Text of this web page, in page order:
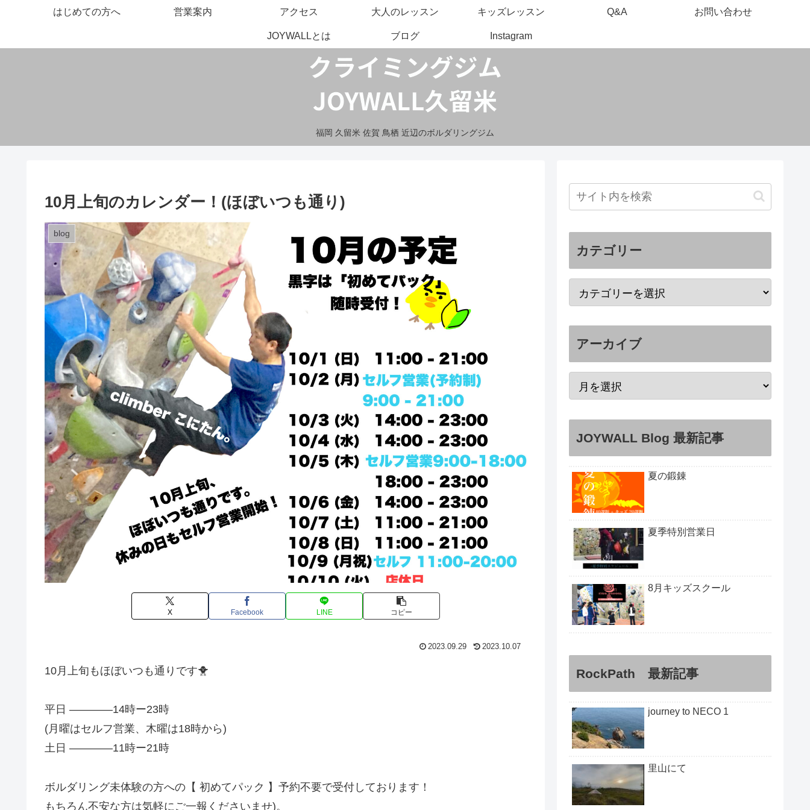
福岡 久留米 佐賀 鳥栖 近辺のボルダリングジム
はじめての方へ 営業案内 アクセス 大人のレッスン キッズレッスン Q&A お問い合わせ
JOYWALLとは ブログ Instagram
10月上旬のカレンダー！(ほぼいつも通り)
blog
X Facebook LINE コピー
2023.09.29 2023.10.07
10月上旬もほぼいつも通りです🐥
平日 ————14時ー23時
(月曜はセルフ営業、木曜は18時から)
土日 ————11時ー21時
ボルダリング未体験の方への【 初めてパック 】予約不要で受付しております！
もちろん不安な方は気軽にご一報くださいませ)。
カテゴリー
アーカイブ
JOYWALL Blog 最新記事
夏の鍛錬
夏季特別営業日
8月キッズスクール
RockPath 最新記事
journey to NECO 1
里山にて